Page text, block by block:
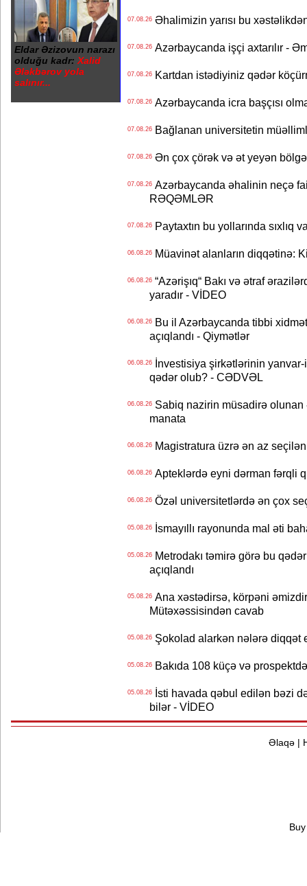
Eldar Əzizovun narazı
olduğu kadr: Xalid
Ələkbərov yola
salınır...
07.08.26Əhalimizin yarısı bu
07.08.26Azərbaycanda işçi axtarılır -
07.08.26Kartdan istədiyiniz qədər
07.08.26Azərbaycanda icra başçısı
07.08.26Bağlanan universitetin
07.08.26Ən çox çörək və ət yeyən
07.08.26Azərbaycanda əhalinin neçə
RƏQƏMLƏR
07.08.26Paytaxtın bu yollarında sıxlıq
06.08.26Müavinət alanların diqqətinə:
06.08.26“Azərişıq“ Bakı və ətraf
yaradır - VİDEO
06.08.26Bu il Azərbaycanda tibbi
açıqlandı - Qiymətlər
06.08.26İnvestisiya şirkətlərinin yanvar-
qədər olub? - CƏDVƏL
06.08.26Sabiq nazirin müsadirə olunan
manata
06.08.26Magistratura üzrə ən az
06.08.26Apteklərdə eyni dərman fərqli
06.08.26Özəl universitetlərdə ən çox
05.08.26İsmayıllı rayonunda mal əti
05.08.26Metrodakı təmirə görə bu
açıqlandı
05.08.26Ana xəstədirsə, körpəni
Mütəxəssisindən cavab
05.08.26Şokolad alarkən nələrə diqqət
05.08.26Bakıda 108 küçə və
05.08.26İsti havada qəbul edilən bəzi
bilər - VİDEO
Əlaqə|